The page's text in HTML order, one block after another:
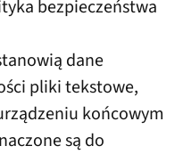
bezpieczeństwa
dane
pliki tekstowe,
końcowym
są do